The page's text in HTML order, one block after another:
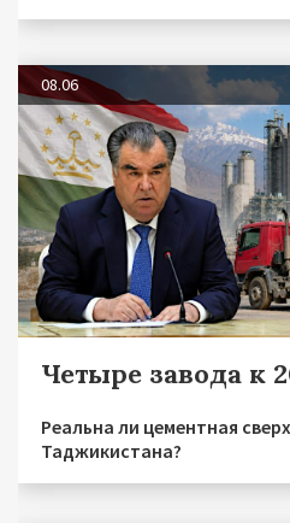
08.06
Четыре завода к
Реальна ли цементная
Таджикистана?